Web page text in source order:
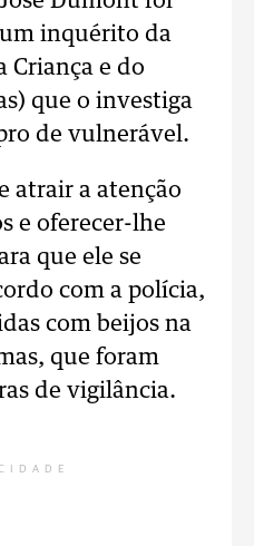
inquérito da
Criança e do
que o investiga
de vulnerável.
atrair a atenção
e oferecer-lhe
que ele se
com a polícia,
com beijos na
que foram
de vigilância.